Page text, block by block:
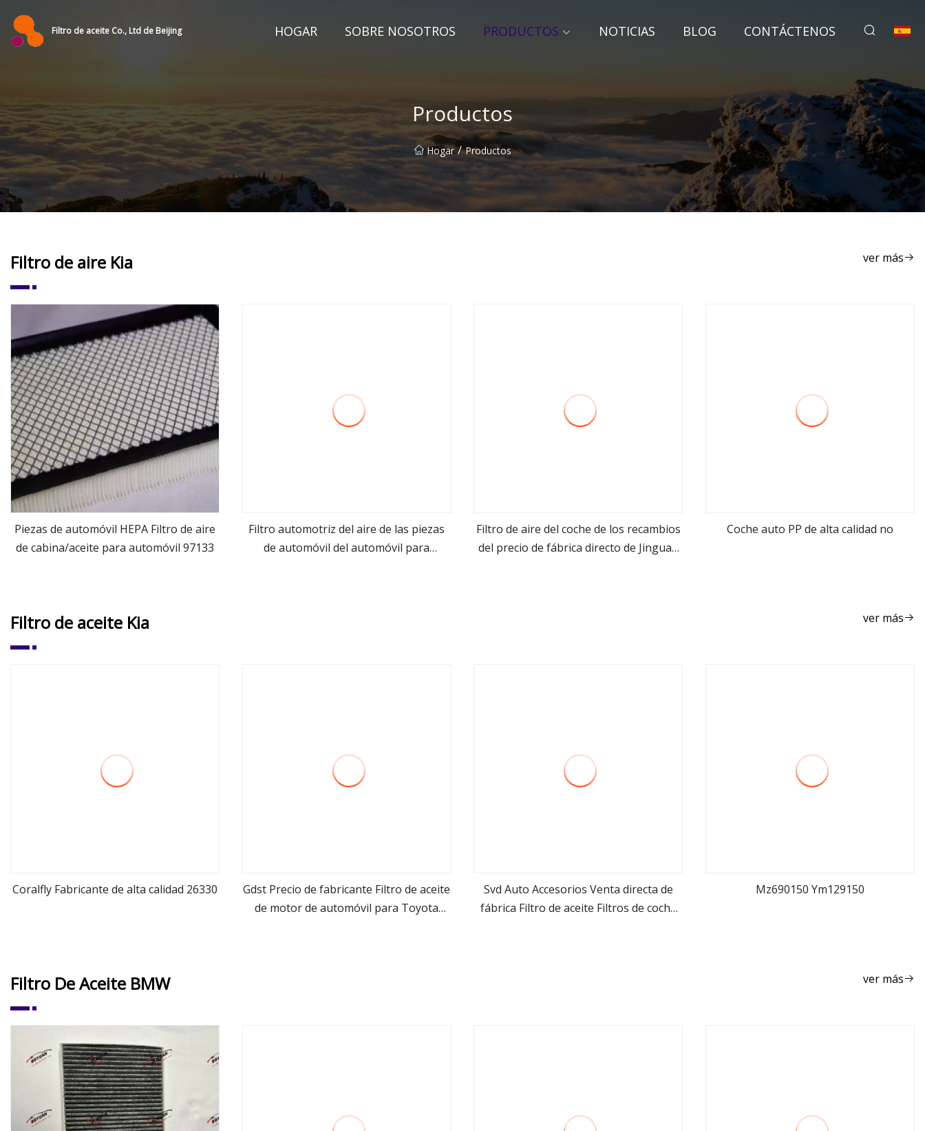
Filtro de aceite Co., Ltd de Beijing HOGAR SOBRE NOSOTROS PRODUCTOS NOTICIAS BLOG CONTÁCTENOS
Productos
Hogar / Productos
Filtro de aire Kia ver más
ver más
Piezas de automóvil HEPA Filtro de aire
de cabina/aceite para automóvil 97133
ver más
Filtro automotriz del aire de las piezas
de automóvil del automóvil para
ver más
Filtro de aire del coche de los recambios
del precio de fábrica directo de Jinguan
Coche auto PP de alta calidad no
Filtro de aceite Kia ver más
Coralfly Fabricante de alta calidad 26330
ver más
Gdst Precio de fabricante Filtro de aceite
de motor de automóvil para Toyota
ver más
Svd Auto Accesorios Venta directa de
fábrica Filtro de aceite Filtros de coche
Mz690150 Ym129150
Filtro De Aceite BMW ver más